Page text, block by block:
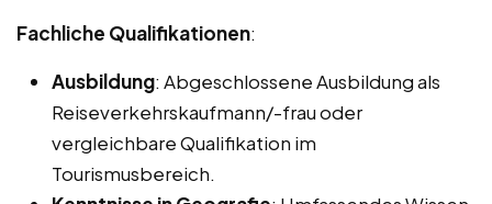
Fachliche Qualifikationen:
Ausbildung: Abgeschlossene Ausbildung als
Reiseverkehrskaufmann/-frau oder
vergleichbare Qualifikation im
Tourismusbereich.